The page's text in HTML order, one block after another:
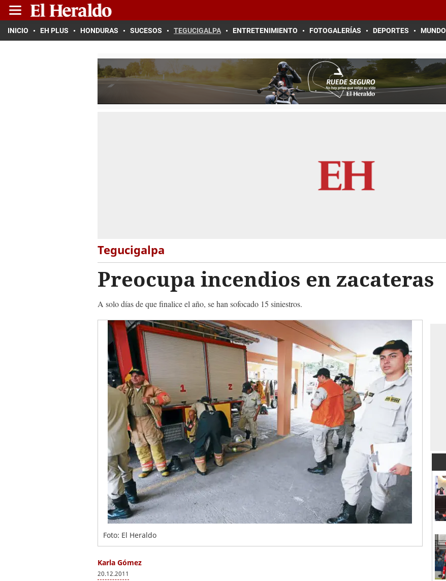
INICIO EH PLUS HONDURAS SUCESOS TEGUCIGALPA ENTRETENIMIENTO FOTOGALERÍAS DEPORTES MUNDO
Tegucigalpa
Preocupa incendios en zacateras
A solo días de que finalice el año, se han sofocado 15 siniestros.
Foto: El Heraldo
Karla Gómez
20.12.2011